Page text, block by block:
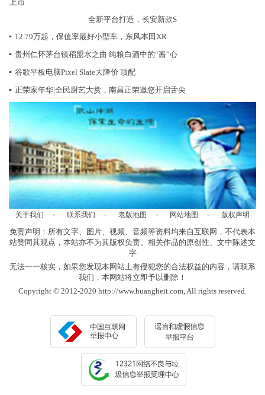
全新平台打造，长安新款S
▪ 12.79万起，保值率最好小型车，东风本田XR
▪ 贵州仁怀茅台镇稻盟水之曲 纯粮白酒中的“酱”心
▪ 谷歌平板电脑Pixel Slate大降价 顶配
▪ 正荣家年华|全民厨艺大赏，南昌正荣邀您开启舌尖
关于我们 - 联系我们 - 老版地图 - 网站地图 - 版权声明
免责声明：所有文字、图片、视频、音频等资料均来自互联网，不代表本
站赞同其观点，本站亦不为其版权负责。相关作品的原创性、文中陈述文
字
无法一一核实，如果您发现本网站上有侵犯您的合法权益的内容，请联系
我们，本网站将立即予以删除！
Copyright © 2012-2020 http://www.huangheit.com, All rights reserved.